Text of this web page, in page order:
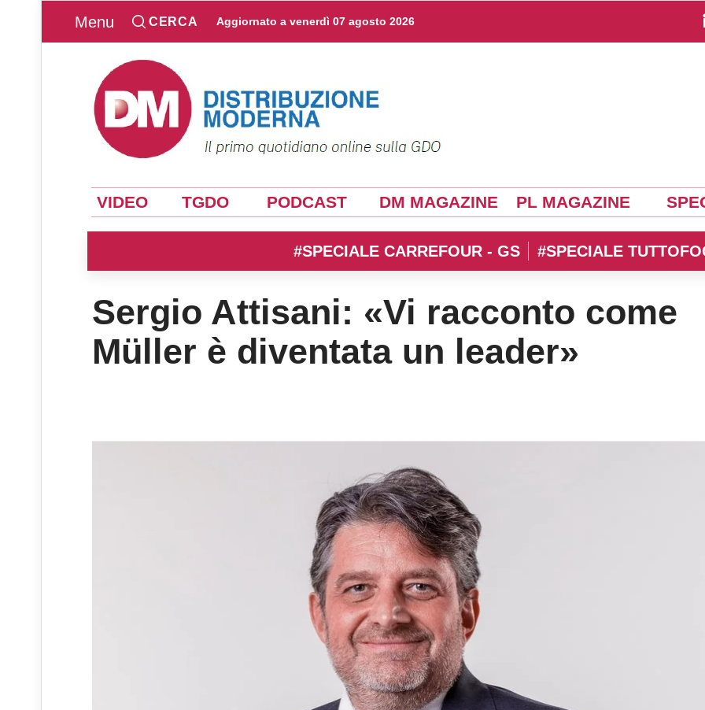
Menu CERCA Aggiornato a venerdì 07 agosto 2026
VIDEO TGDO PODCAST DM MAGAZINE PL MAGAZINE
#SPECIALE CARREFOUR - GS #SPECIALE
Sergio Attisani: «Vi racconto come
Müller è diventata un leader»